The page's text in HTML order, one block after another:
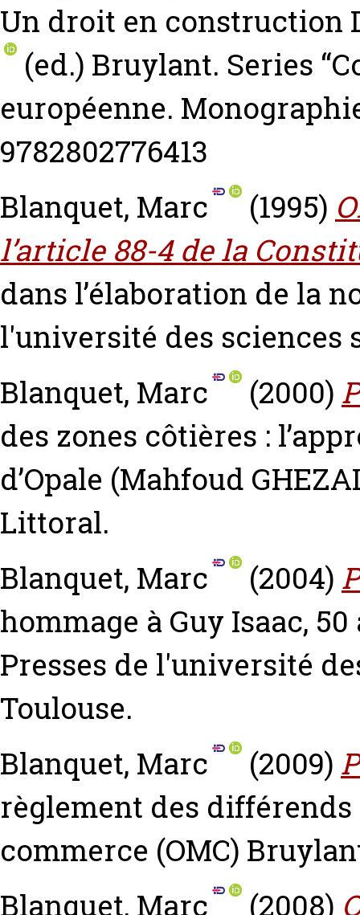
Un droit en construction
(ed.) Bruylant. Series
européenne.
9782802776413
Blanquet, Marc
(1995)
l’article 88-4 de la
dans l’élaboration de la
l'université des sciences
Blanquet, Marc
(2000)
des zones côtières :
d’Opale (Mahfoud
Littoral.
Blanquet, Marc
(2004)
hommage à Guy Isaac,
Presses de l'université
Toulouse.
Blanquet, Marc
(2009)
règlement des
commerce (OMC)
Blanquet, Marc
(2008)